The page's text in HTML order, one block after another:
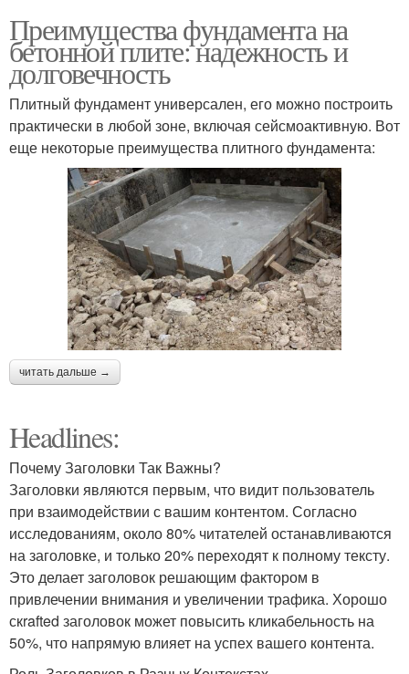
Преимущества фундамента на
бетонной плите: надежность и
долговечность
Плитный фундамент универсален, его можно построить
практически в любой зоне, включая сейсмоактивную. Вот
еще некоторые преимущества плитного фундамента:
читать дальше →
Headlines:
Почему Заголовки Так Важны?
Заголовки являются первым, что видит пользователь
при взаимодействии с вашим контентом. Согласно
исследованиям, около 80% читателей останавливаются
на заголовке, и только 20% переходят к полному тексту.
Это делает заголовок решающим фактором в
привлечении внимания и увеличении трафика. Хорошо
скrafted заголовок может повысить кликабельность на
50%, что напрямую влияет на успех вашего контента.